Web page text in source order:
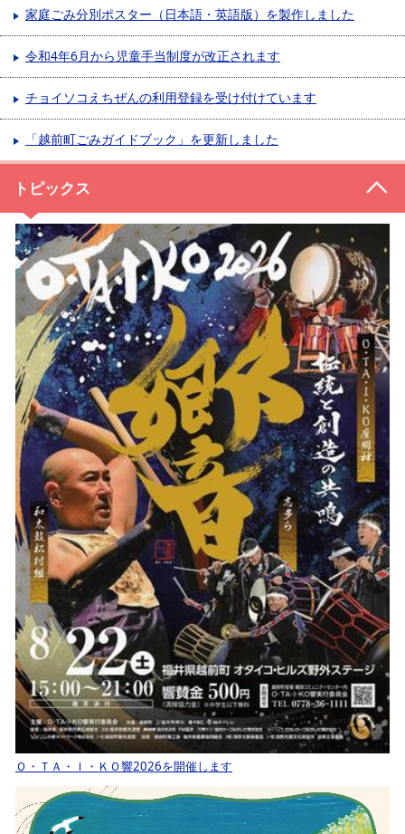
家庭ごみ分別ポスター（日本語・英語版）を製作しました
令和4年6月から児童手当制度が改正されます
チョイソコえちぜんの利用登録を受け付けています
「越前町ごみガイドブック」を更新しました
トピックス
Ｏ・ＴＡ・Ｉ・ＫＯ響2026を開催します